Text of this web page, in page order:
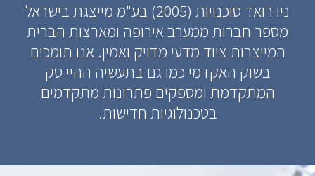
ניו רואד סוכנויות (2005) בע"מ מייצגת בישראל
מספר חברות ממערב אירופה ומארצות הברית
המייצרות ציוד מדעי מדויק ואמין. אנו תומכים
בשוק האקדמי כמו גם בתעשיה ההיי טק
המתקדמת ומספקים פתרונות מתקדמים
בטכנולוגיות חדישות.